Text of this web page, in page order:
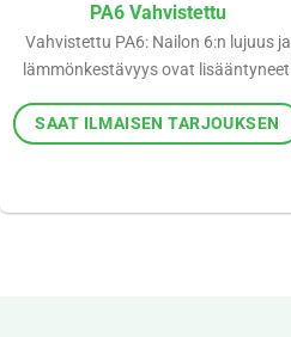
PA6 Vahvistettu
Vahvistettu PA6: Nailon 6:n lujuus ja
lämmönkestävyys ovat lisääntyneet
SAAT ILMAISEN TARJOUKSEN